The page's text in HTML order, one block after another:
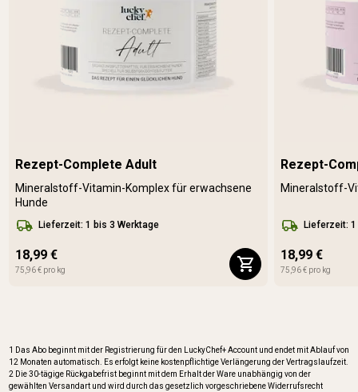
Rezept-Complete Adult
Mineralstoff-Vitamin-Komplex für erwachsene
Hunde
Lieferzeit: 1 bis 3 Werktage
75,96 € pro kg
18,99 €
Rezept-
Mineralstoff-
Lieferzeit:
75,96 € pro kg
18,99 €
1 Das Abo beginnt mit der Registrierung für den LuckyChef+ Account und endet mit Ablauf von
12 Monaten automatisch. Es erfolgt keine kostenpflichtige Verlängerung der Vertragslaufzeit.
2 Die 30-tägige Rückgabefrist beginnt mit dem Erhalt der Ware unabhängig von der
gewählten Versandart und wird durch das gesetzlich vorgeschriebene Widerrufsrecht